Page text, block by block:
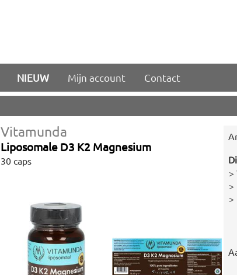
NIEUW Mijn account Contact
Vitamunda
Liposomale D3 K2 Magnesium
30 caps
>
>
>